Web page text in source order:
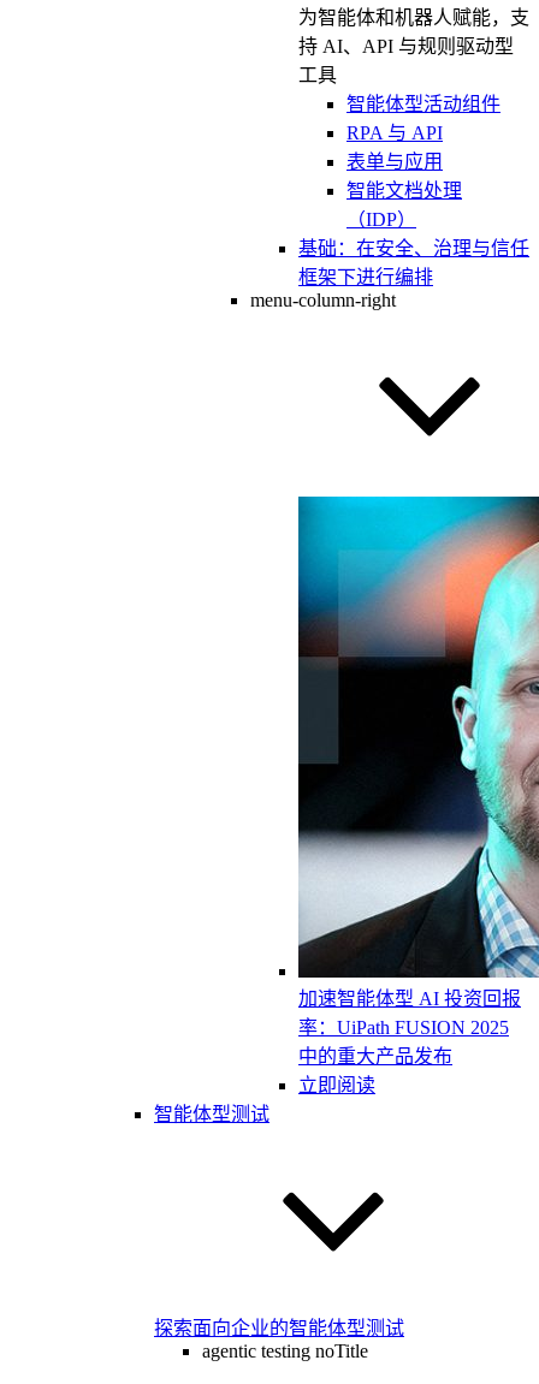
为智能体和机器人赋能，支
持 AI、API 与规则驱动型
工具
智能体型活动组件
RPA 与 API
表单与应用
智能文档处理
（IDP）
基础：在安全、治理与信任
框架下进行编排
menu-column-right
加速智能体型 AI 投资回报
率：UiPath FUSION 2025
中的重大产品发布
立即阅读
智能体型测试
探索面向企业的智能体型测试
agentic testing noTitle